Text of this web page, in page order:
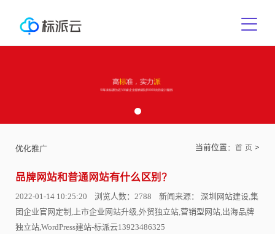
优化推广 当前位置： 首 页 >
品牌网站和普通网站有什么区别？
2022-01-14 10:25:20 浏览人数：2788 新闻来源： 深圳网站建设,集
团企业官网定制,上市企业网站升级,外贸独立站,营销型网站,出海品牌
独立站,WordPress建站-标派云13923486325